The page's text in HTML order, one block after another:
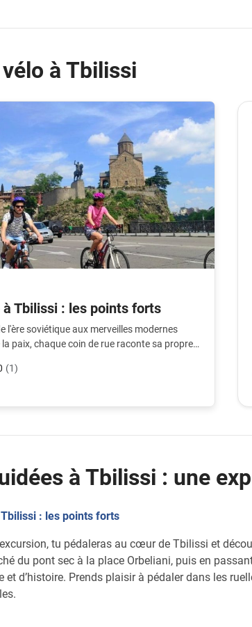
à Tbilissi
Tbilissi : les points forts
l'ère soviétique aux merveilles modernes
paix, chaque coin de rue raconte sa propre
unique des différents quartiers.
(1)
à Tbilissi : une
: les points forts
tu pédaleras au cœur de Tbilissi et
du pont sec à la place Orbeliani, puis en
et d’histoire. Prends plaisir à pédaler dans les